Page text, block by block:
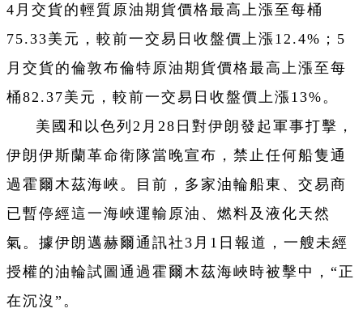
4月交貨的輕質原油期貨價格最高上漲至每桶
75.33美元，較前一交易日收盤價上漲12.4%；5
月交貨的倫敦布倫特原油期貨價格最高上漲至每
桶82.37美元，較前一交易日收盤價上漲13%。
美國和以色列2月28日對伊朗發起軍事打擊，
伊朗伊斯蘭革命衛隊當晚宣布，禁止任何船隻通
過霍爾木茲海峽。目前，多家油輪船東、交易商
已暫停經這一海峽運輸原油、燃料及液化天然
氣。據伊朗邁赫爾通訊社3月1日報道，一艘未經
授權的油輪試圖通過霍爾木茲海峽時被擊中，“正
在沉沒”。